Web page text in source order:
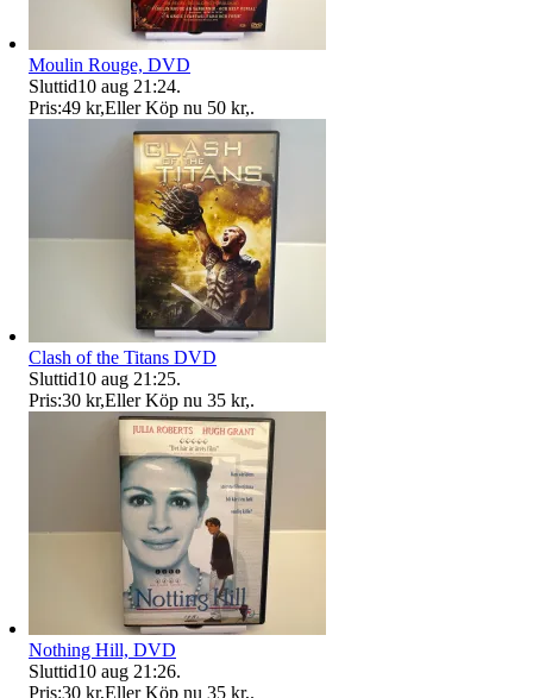
Moulin Rouge, DVD
Sluttid10 aug 21:24.
Pris:49 kr,Eller Köp nu 50 kr,.
Clash of the Titans DVD
Sluttid10 aug 21:25.
Pris:30 kr,Eller Köp nu 35 kr,.
Nothing Hill, DVD
Sluttid10 aug 21:26.
Pris:30 kr,Eller Köp nu 35 kr,.